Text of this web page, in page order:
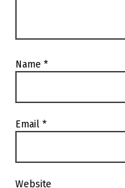
Name*
Email*
Website